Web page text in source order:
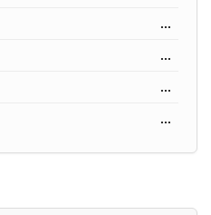
...
...
...
...